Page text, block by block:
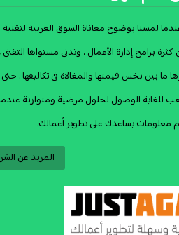
لمسنا بوضوح معاناة السوق العربية لتقنية
برامج إدارة الأعمال ، وتدنى مستواها التقنى ،
ما بين بخس قيمتها والمغالاة فى تكاليفها . حتى
للغاية الوصول لحلول مرضية ومتوازنة
يساعدك على تطوير أعمالك.
المزيد عن